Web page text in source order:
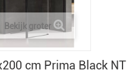
Bekijk groter
cm Prima Black NT